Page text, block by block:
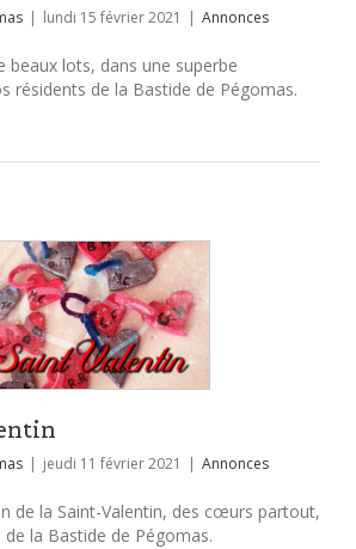
| lundi 15 février 2021 | Annonces
beaux lots, dans une superbe
résidents de la Bastide de Pégomas.
| jeudi 11 février 2021 | Annonces
de la Saint-Valentin, des cœurs partout,
la Bastide de Pégomas.